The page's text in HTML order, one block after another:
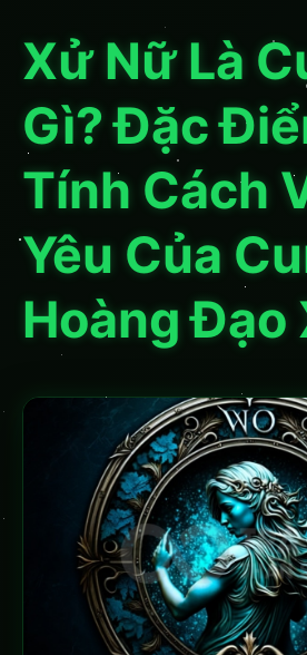
Xử Nữ Là
Gì? Đặc
Tính Cách
Yêu Của
Hoàng Đạo